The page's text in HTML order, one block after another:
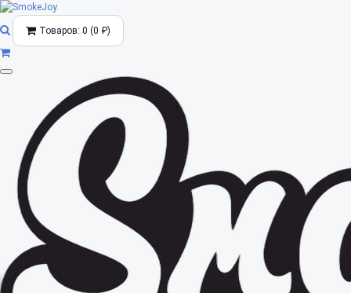
Товаров: 0 (0 ₽)